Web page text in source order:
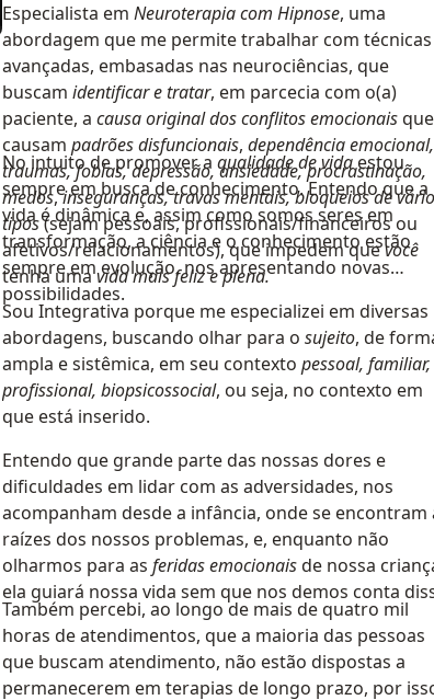
Especialista em Neuroterapia com Hipnose, uma
abordagem que me permite trabalhar com técnicas
avançadas, embasadas nas neurociências, que
buscam identificar e tratar, em parcecia com o(a)
paciente, a causa original dos conflitos emocionaisque
causam padrõesdisfuncionais, dependência emocional,
traumas, fobias, depressão, ansiedade, procrastinação,
medos,inseguranças, travas mentais, bloqueios de
tipos(sejam pessoais, profissionais/financeiros ou
afetivos/relacionamentos), que impedem quevocê
tenha umavida mais feliz e plena.
No intuito de promover a qualidade de vidaestou
sempre em busca de conhecimento. Entendo que a
vida é dinâmica e, assim como somos seres em
transformação, a ciência e o conhecimento estão
sempre em evolução, nos apresentando novas
possibilidades.
Sou Integrativa porque me especializei em diversas
abordagens, buscando olhar para o sujeito, de
ampla e sistêmica, em seu contexto pessoal, familiar,
profissional, biopsicossocial, ou seja, no contexto em
que está inserido.
Entendo que grande parte das nossas dores e
dificuldades em lidar com as adversidades, nos
acompanham desde a infância, onde se encontram
raízes dos nossos problemas, e, enquanto não
olharmos para as feridas emocionaisde nossa
ela guiará nossa vida sem que nos demos conta
Também percebi, ao longo de mais de quatro mil
horas de atendimentos, que a maioria das pessoas
que buscam atendimento, não estão dispostas a
permanecerem em terapias de longo prazo, por